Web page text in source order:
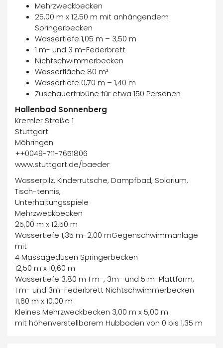
Mehrzweckbecken
25,00 m x 12,50 m mit anhängendem
Springerbecken
Wassertiefe 1,05 m – 3,50 m
1 m- und 3 m-Federbrett
Nichtschwimmerbecken
Wasserfläche 80 m²
Wassertiefe 0,70 m – 1,40 m
Zuschauertribüne für etwa 150 Personen
Hallenbad Sonnenberg
Kremler Straße 1
Stuttgart
Möhringen
++0049-711-7651806
www.stuttgart.de/baeder
Wasserpilz, Kinderrutsche, Dampfbad, Solarium,
Tisch-tennis,
Unterhaltungsspiele
Mehrzweckbecken
25,00 m x 12,50 m
Wassertiefe 1,35 m-2,00 mGegenschwimmanlage
mit
4 Massagedüsen Springerbecken
12,50 m x 10,60 m
Wassertiefe 3,80 m 1 m-, 3m- und 5 m-Plattform,
1 m- und 3m-Federbrett Nichtschwimmerbecken
11,60 m x 10,00 m
Kleines Mehrzweckbecken 3,00 m x 5,00 m
mit höhenverstellbarem Hubboden von 0 bis 1,35 m